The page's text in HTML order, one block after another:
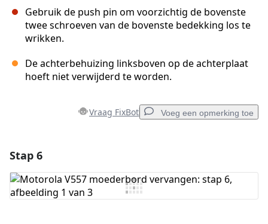
Gebruik de push pin om voorzichtig de bovenste
twee schroeven van de bovenste bedekking los te
wrikken.
De achterbehuizing linksboven op de achterplaat
hoeft niet verwijderd te worden.
Vraag FixBot Voeg een opmerking toe
Voeg opmerking toe
Stap 6